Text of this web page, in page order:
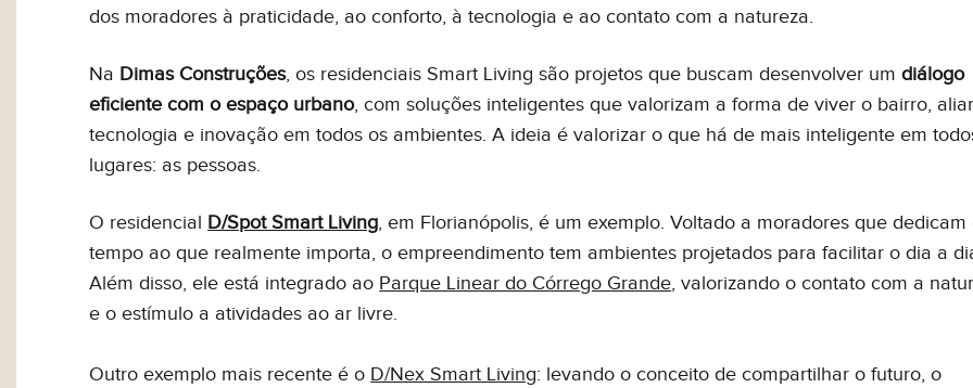
dos moradores à praticidade, ao conforto, à tecnologia e ao contato com a natureza.
Na Dimas Construções, os residenciais Smart Living são projetos que buscam desenvolver um diálogo
eficiente com o espaço urbano, com soluções inteligentes que valorizam a forma de viver o bairro,
tecnologia e inovação em todos os ambientes. A ideia é valorizar o que há de mais inteligente em
lugares: as pessoas.
O residencial D/Spot Smart Living, em Florianópolis, é um exemplo. Voltado a moradores que dedicam
tempo ao que realmente importa, o empreendimento tem ambientes projetados para facilitar o dia a
Além disso, ele está integrado ao Parque Linear do Córrego Grande, valorizando o contato com a
e o estímulo a atividades ao ar livre.
Outro exemplo mais recente é o D/Nex Smart Living: levando o conceito de compartilhar o futuro, o